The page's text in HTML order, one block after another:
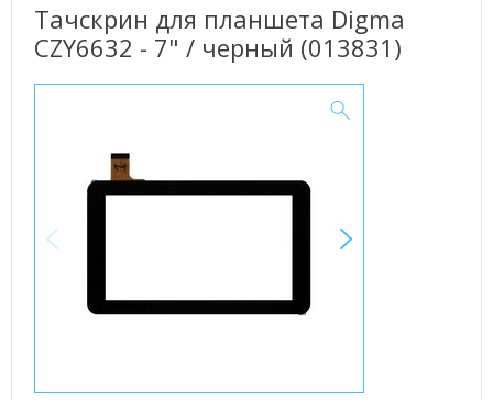
Тачскрин для планшета Digma
CZY6632 - 7" / черный (013831)